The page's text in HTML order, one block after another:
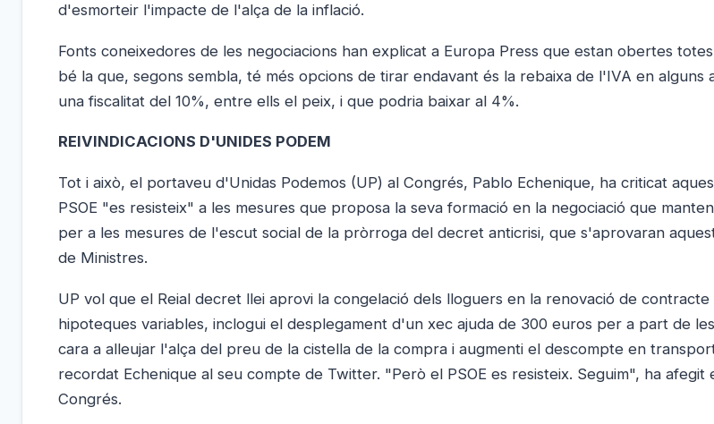
d'esmorteir l'impacte de l'alça de la inflació.
Fonts coneixedores de les negociacions han explicat a Europa Press que estan obertes
bé la que, segons sembla, té més opcions de tirar endavant és la rebaixa de l'IVA en alguns
una fiscalitat del 10%, entre ells el peix, i que podria baixar al 4%.
REIVINDICACIONS D'UNIDES PODEM
Tot i això, el portaveu d'Unidas Podemos (UP) al Congrés, Pablo Echenique, ha criticat
PSOE "es resisteix" a les mesures que proposa la seva formació en la negociació que
per a les mesures de l'escut social de la pròrroga del decret anticrisi, que s'aprovaran
de Ministres.
UP vol que el Reial decret llei aprovi la congelació dels lloguers en la renovació de contracte
hipoteques variables, inclogui el desplegament d'un xec ajuda de 300 euros per a part de
cara a alleujar l'alça del preu de la cistella de la compra i augmenti el descompte en
recordat Echenique al seu compte de Twitter. "Però el PSOE es resisteix. Seguim", ha
Congrés.